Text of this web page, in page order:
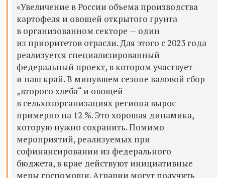
«Увеличение в России объема производства
картофеля и овощей открытого грунта
в организованном секторе — один
из приоритетов отрасли. Для этого с 2023 года
реализуется специализированный
федеральный проект, в котором участвует
и наш край. В минувшем сезоне валовой сбор
„второго хлеба“ и овощей
в сельхозорганизациях региона вырос
примерно на 12 %. Это хорошая динамика,
которую нужно сохранить. Помимо
мероприятий, реализуемых при
софинансировании из федерального
бюджета, в крае действуют инициативные
меры госпомощи. Аграрии могут получить